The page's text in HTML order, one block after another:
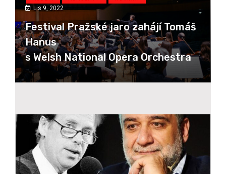
Lis 9, 2022
Festival Pražské jaro zahájí Tomáš
Hanus
s Welsh National Opera Orchestra